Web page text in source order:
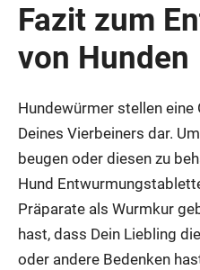
Fazit zum
von Hun­den
Hun­de­wür­mer stel­len eine
Dei­nes Vier­bei­ners dar.
beu­gen oder die­sen zu
Hund
Prä­pa­ra­te als Wurm­kur
hast, dass Dein Lieb­ling
oder ande­re Beden­ken